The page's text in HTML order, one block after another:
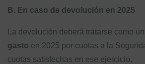
B. En caso de devolución en 2025
La devolución deberá tratarse como
gasto en 2025 por cuotas a la
cuotas satisfechas en ese ejercicio.